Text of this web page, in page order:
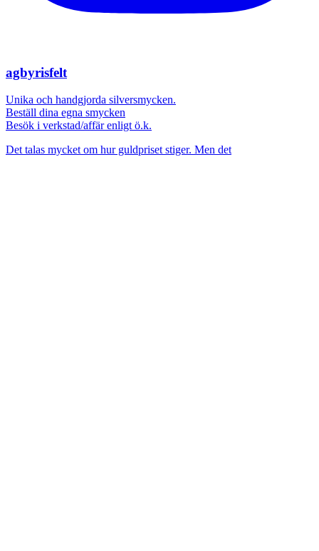
agbyrisfelt
Unika och handgjorda silversmycken.
Beställ dina egna smycken
Besök i verkstad/affär enligt ö.k.
Det talas mycket om hur guldpriset stiger. Men det